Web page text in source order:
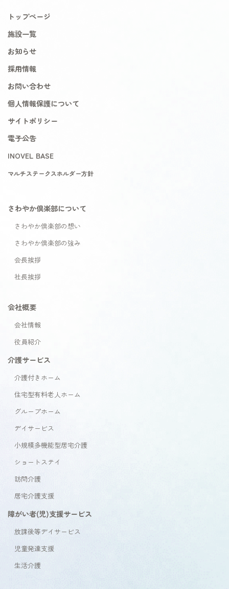
トップページ
施設一覧
お知らせ
採用情報
お問い合わせ
個人情報保護について
サイトポリシー
電子公告
INOVEL BASE
マルチステークスホルダー方針
さわやか倶楽部について
さわやか倶楽部の想い
さわやか倶楽部の強み
会長挨拶
社長挨拶
会社概要
会社情報
役員紹介
介護サービス
介護付きホーム
住宅型有料老人ホーム
グループホーム
デイサービス
小規模多機能型居宅介護
ショートステイ
訪問介護
居宅介護支援
障がい者(児)支援サービス
放課後等デイサービス
児童発達支援
生活介護